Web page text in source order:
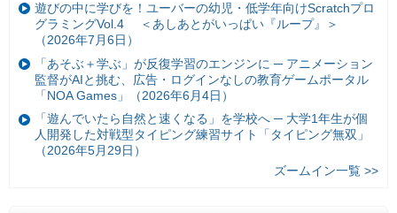
遊びの中に学びを！ユーバーの幼児・低学年向けScratchプロ
グラミングVol.4 ＜あしあとがいっぱい『ループ』＞
（2026年7月6日）
「あそぶ＋学ぶ」が反復学習のエンジンに ─ アニメーション
監督がAIと挑む、広告・ログインなしの教育ゲームポータル
「NOA Games」（2026年6月4日）
「遊んでいたら自然と速くなる」を学校へ ─ 大学1年生が個
人開発した対戦型タイピング練習サイト「タイピング無双」
（2026年5月29日）
ズームイン一覧 >>